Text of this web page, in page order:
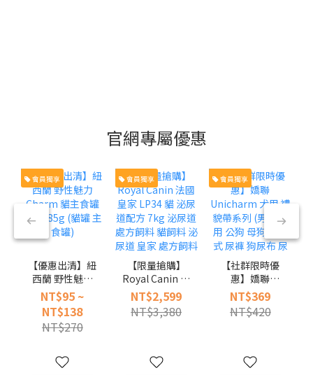
官網專屬優惠
會員獨享
【優惠出清】紐
西蘭 野性魅力
Charm 貓主食
罐 85g 185g
(貓罐 主食罐)
NT$95 ~
NT$138
NT$270
會員獨享
【限量搶購】
Royal Canin 法
國皇家 LP34 貓
泌尿道配方 7kg
泌尿道處方飼料
NT$2,599
NT$3,380
會員獨享
【社群限時優
惠】嬌聯
Unicharm 犬用
禮貌帶系列 (男
用 女用 公狗 母
NT$369
NT$420